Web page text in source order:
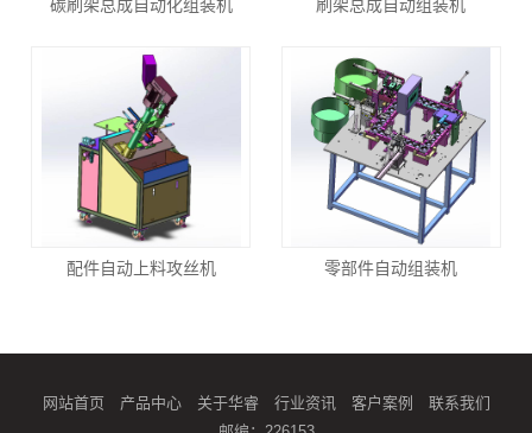
碳刷架总成自动化组装机 刷架总成自动组装机
配件自动上料攻丝机 零部件自动组装机
网站首页 产品中心 关于华睿 行业资讯 客户案例
联系我们